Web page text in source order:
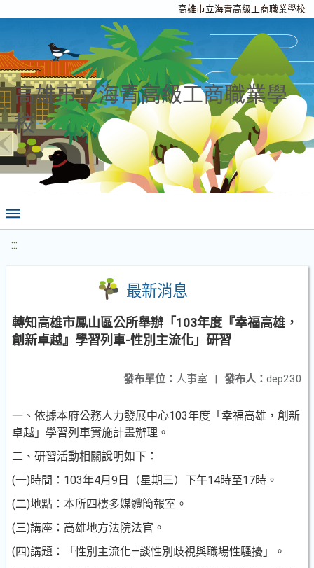
高雄市立海青高級工商職業學校
高雄市立海青高級工商職業學
校
:::
最新消息
轉知高雄市鳳山區公所舉辦「103年度『幸福高雄，
創新卓越』學習列車-性別主流化」研習
發布人： dep230
發布單位： 人事室 |
一、依據本府公務人力發展中心103年度「幸福高雄，創新
卓越」學習列車實施計畫辦理。
二、研習活動相關說明如下：
(一)時間：103年4月9日（星期三）下午14時至17時。
(二)地點：本所四樓多媒體簡報室。
(三)講座：高雄地方法院法官。
(四)講題：「性別主流化—談性別歧視與職場性騷擾」。